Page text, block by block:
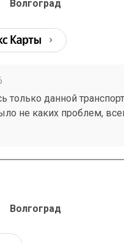
Волгоград
только данной
не каких проблем,
Волгоград